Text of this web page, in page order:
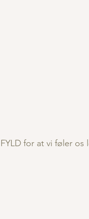
for at vi føler os